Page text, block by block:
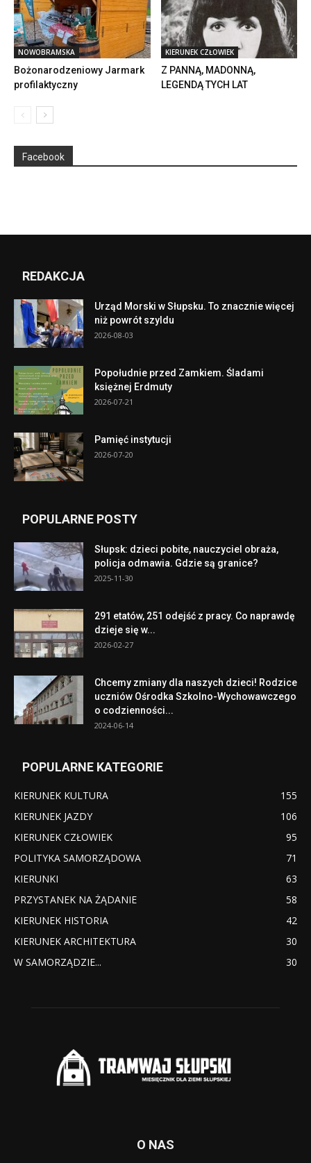
NOWOBRAMSKA
Bożonarodzeniowy Jarmark
profilaktyczny
KIERUNEK CZŁOWIEK
Z PANNĄ, MADONNĄ,
LEGENDĄ TYCH LAT
Facebook
REDAKCJA
Urząd Morski w Słupsku. To znacznie więcej
niż powrót szyldu
2026-08-03
Popołudnie przed Zamkiem. Śladami
księżnej Erdmuty
2026-07-21
Pamięć instytucji
2026-07-20
POPULARNE POSTY
Słupsk: dzieci pobite, nauczyciel obraża,
policja odmawia. Gdzie są granice?
2025-11-30
291 etatów, 251 odejść z pracy. Co naprawdę
dzieje się w...
2026-02-27
Chcemy zmiany dla naszych dzieci! Rodzice
uczniów Ośrodka Szkolno-Wychowawczego
o codzienności...
2024-06-14
POPULARNE KATEGORIE
KIERUNEK KULTURA
155
KIERUNEK JAZDY
106
KIERUNEK CZŁOWIEK
95
POLITYKA SAMORZĄDOWA
71
KIERUNKI
63
PRZYSTANEK NA ŻĄDANIE
58
KIERUNEK HISTORIA
42
KIERUNEK ARCHITEKTURA
30
W SAMORZĄDZIE...
30
O NAS